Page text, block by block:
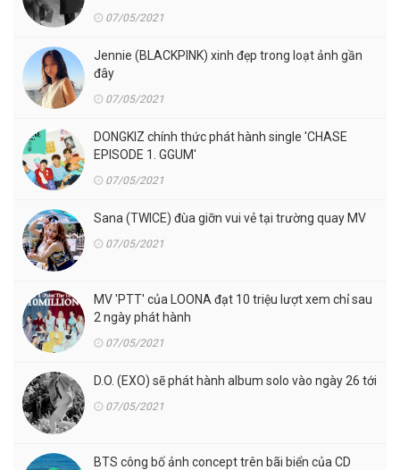
07/05/2021
Jennie (BLACKPINK) xinh đẹp trong loạt ảnh gần
đây
07/05/2021
DONGKIZ chính thức phát hành single 'CHASE
EPISODE 1. GGUM'
07/05/2021
Sana (TWICE) đùa giỡn vui vẻ tại trường quay MV
07/05/2021
MV 'PTT' của LOONA đạt 10 triệu lượt xem chỉ sau
2 ngày phát hành
07/05/2021
D.O. (EXO) sẽ phát hành album solo vào ngày 26 tới
07/05/2021
BTS công bố ảnh concept trên bãi biển của CD